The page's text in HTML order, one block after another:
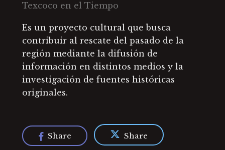
Texcoco en el Tiempo
Es un proyecto cultural que busca
contribuir al rescate del pasado de la
región mediante la difusión de
información en distintos medios y la
investigación de fuentes históricas
originales.
Share Share